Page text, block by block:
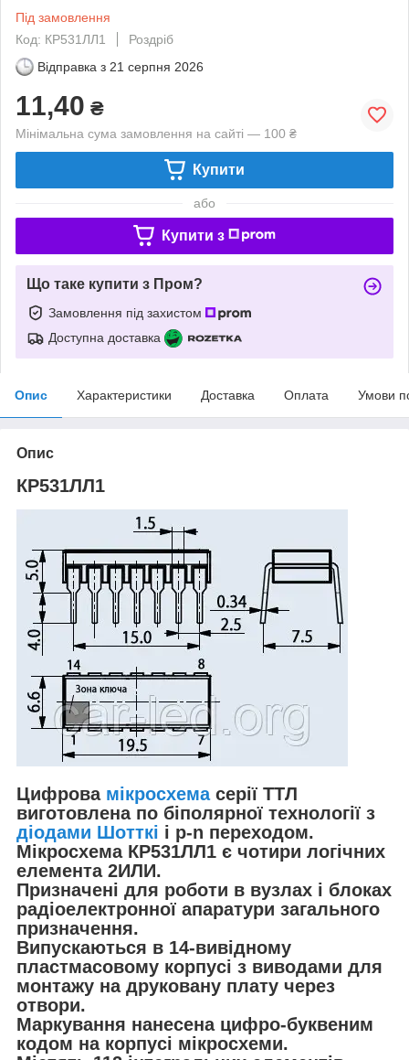
Під замовлення
Код: КР531ЛЛ1
Роздріб
Відправка з 21 серпня 2026
11,40 ₴
Мінімальна сума замовлення на сайті — 100 ₴
Купити
або
Купити з
Що таке купити з Пром?
Замовлення під захистом
Доступна доставка
Опис Характеристики Доставка Оплата Умови
Опис
КР531ЛЛ1
Цифрова мікросхемасерії ТТЛ
виготовлена ​​по біполярної технології з
діодами Шотткі і p-n переходом.
Мікросхема КР531ЛЛ1 є чотири логічних
елемента 2ИЛИ.
Призначені для роботи в вузлах і блоках
радіоелектронної апаратури загального
призначення.
Випускаються в 14-вивідному
пластмасовому корпусі з виводами для
монтажу на друковану плату через
отвори.
Маркування нанесена цифро-буквеним
кодом на корпусі мікросхеми.